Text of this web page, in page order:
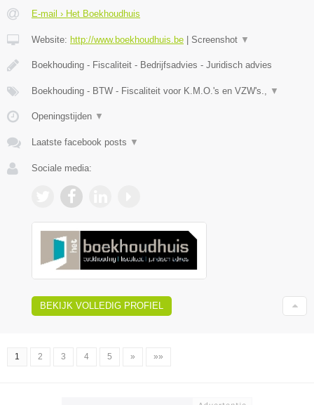
E-mail › Het Boekhoudhuis
Website: http://www.boekhoudhuis.be Screenshot ▼
Boekhouding - Fiscaliteit - Bedrijfsadvies - Juridisch advies
Boekhouding - BTW - Fiscaliteit voor K.M.O.'s en VZW's., ▼
Openingstijden ▼
Laatste facebook posts ▼
Sociale media:
BEKIJK VOLLEDIG PROFIEL
1 2 3 4 5 » »»